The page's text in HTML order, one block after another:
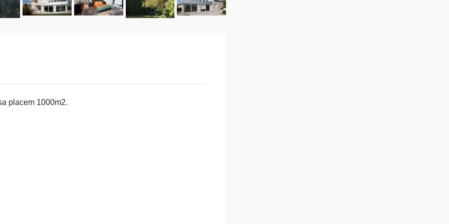
placem 1000m2.